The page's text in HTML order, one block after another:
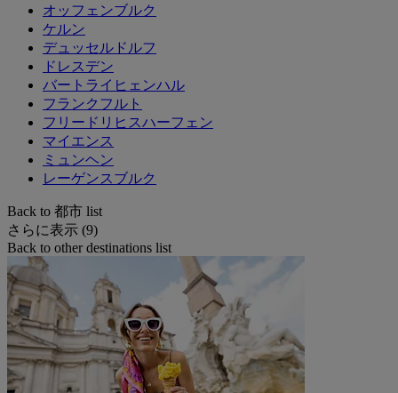
オッフェンブルク
ケルン
デュッセルドルフ
ドレスデン
バートライヒェンハル
フランクフルト
フリードリヒスハーフェン
マイエンス
ミュンヘン
レーゲンスブルク
Back to 都市 list
さらに表示 (9)
Back to other destinations list